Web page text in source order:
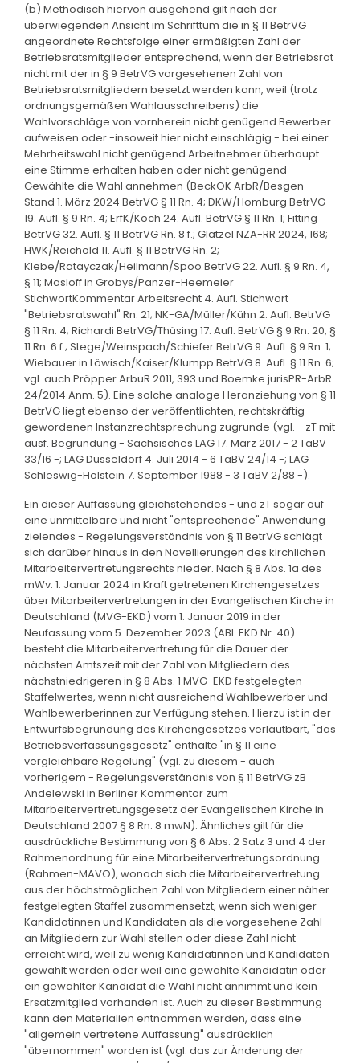
(b) Methodisch hiervon ausgehend gilt nach der
überwiegenden Ansicht im Schrifttum die in § 11 BetrVG
angeordnete Rechtsfolge einer ermäßigten Zahl der
Betriebsratsmitglieder entsprechend, wenn der Betriebsrat
nicht mit der in § 9 BetrVG vorgesehenen Zahl von
Betriebsratsmitgliedern besetzt werden kann, weil (trotz
ordnungsgemäßen Wahlausschreibens) die
Wahlvorschläge von vornherein nicht genügend Bewerber
aufweisen oder -insoweit hier nicht einschlägig - bei einer
Mehrheitswahl nicht genügend Arbeitnehmer überhaupt
eine Stimme erhalten haben oder nicht genügend
Gewählte die Wahl annehmen (BeckOK ArbR/Besgen
Stand 1. März 2024 BetrVG § 11 Rn. 4; DKW/Homburg BetrVG
19. Aufl. § 9 Rn. 4; ErfK/Koch 24. Aufl. BetrVG § 11 Rn. 1; Fitting
BetrVG 32. Aufl. § 11 BetrVG Rn. 8 f.; Glatzel NZA-RR 2024, 168;
HWK/Reichold 11. Aufl. § 11 BetrVG Rn. 2;
Klebe/Ratayczak/Heilmann/Spoo BetrVG 22. Aufl. § 9 Rn. 4,
§ 11; Masloff in Grobys/Panzer-Heemeier
StichwortKommentar Arbeitsrecht 4. Aufl. Stichwort
"Betriebsratswahl" Rn. 21; NK-GA/Müller/Kühn 2. Aufl. BetrVG
§ 11 Rn. 4; Richardi BetrVG/Thüsing 17. Aufl. BetrVG § 9 Rn. 20, §
11 Rn. 6 f.; Stege/Weinspach/Schiefer BetrVG 9. Aufl. § 9 Rn. 1;
Wiebauer in Löwisch/Kaiser/Klumpp BetrVG 8. Aufl. § 11 Rn. 6;
vgl. auch Pröpper ArbuR 2011, 393 und Boemke jurisPR-ArbR
24/2014 Anm. 5). Eine solche analoge Heranziehung von § 11
BetrVG liegt ebenso der veröffentlichten, rechtskräftig
gewordenen Instanzrechtsprechung zugrunde (vgl. - zT mit
ausf. Begründung - Sächsisches LAG 17. März 2017 - 2 TaBV
33/16 -; LAG Düsseldorf 4. Juli 2014 - 6 TaBV 24/14 -; LAG
Schleswig-Holstein 7. September 1988 - 3 TaBV 2/88 -).
Ein dieser Auffassung gleichstehendes - und zT sogar auf
eine unmittelbare und nicht "entsprechende" Anwendung
zielendes - Regelungsverständnis von § 11 BetrVG schlägt
sich darüber hinaus in den Novellierungen des kirchlichen
Mitarbeitervertretungsrechts nieder. Nach § 8 Abs. 1a des
mWv. 1. Januar 2024 in Kraft getretenen Kirchengesetzes
über Mitarbeitervertretungen in der Evangelischen Kirche in
Deutschland (MVG-EKD) vom 1. Januar 2019 in der
Neufassung vom 5. Dezember 2023 (ABl. EKD Nr. 40)
besteht die Mitarbeitervertretung für die Dauer der
nächsten Amtszeit mit der Zahl von Mitgliedern des
nächstniedrigeren in § 8 Abs. 1 MVG-EKD festgelegten
Staffelwertes, wenn nicht ausreichend Wahlbewerber und
Wahlbewerberinnen zur Verfügung stehen. Hierzu ist in der
Entwurfsbegründung des Kirchengesetzes verlautbart, "das
Betriebsverfassungsgesetz" enthalte "in § 11 eine
vergleichbare Regelung" (vgl. zu diesem - auch
vorherigem - Regelungsverständnis von § 11 BetrVG zB
Andelewski in Berliner Kommentar zum
Mitarbeitervertretungsgesetz der Evangelischen Kirche in
Deutschland 2007 § 8 Rn. 8 mwN). Ähnliches gilt für die
ausdrückliche Bestimmung von § 6 Abs. 2 Satz 3 und 4 der
Rahmenordnung für eine Mitarbeitervertretungsordnung
(Rahmen-MAVO), wonach sich die Mitarbeitervertretung
aus der höchstmöglichen Zahl von Mitgliedern einer näher
festgelegten Staffel zusammensetzt, wenn sich weniger
Kandidatinnen und Kandidaten als die vorgesehene Zahl
an Mitgliedern zur Wahl stellen oder diese Zahl nicht
erreicht wird, weil zu wenig Kandidatinnen und Kandidaten
gewählt werden oder weil eine gewählte Kandidatin oder
ein gewählter Kandidat die Wahl nicht annimmt und kein
Ersatzmitglied vorhanden ist. Auch zu dieser Bestimmung
kann den Materialien entnommen werden, dass eine
"allgemein vertretene Auffassung" ausdrücklich
"übernommen" worden ist (vgl. das zur Änderung der